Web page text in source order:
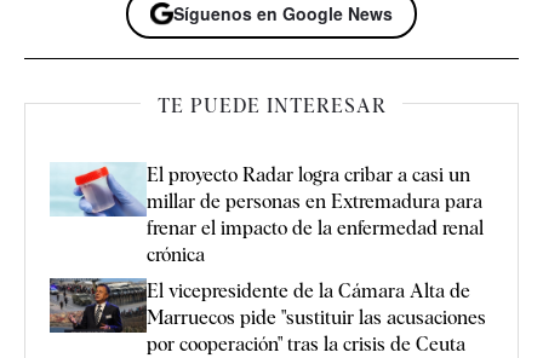
Síguenos en Google News
TE PUEDE INTERESAR
El proyecto Radar logra cribar a casi un
millar de personas en Extremadura para
frenar el impacto de la enfermedad renal
crónica
El vicepresidente de la Cámara Alta de
Marruecos pide "sustituir las acusaciones
por cooperación" tras la crisis de Ceuta